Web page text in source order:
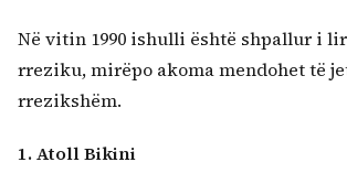
Në vitin 1990 ishulli është shpallur i
rreziku, mirëpo akoma mendohet të
rrezikshëm.
1. Atoll Bikini